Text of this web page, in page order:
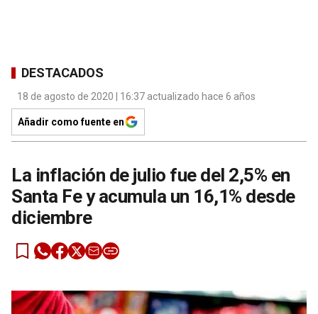
DESTACADOS
18 de agosto de 2020 | 16:37 actualizado hace 6 años
Añadir como fuente en
La inflación de julio fue del 2,5% en
Santa Fe y acumula un 16,1% desde
diciembre